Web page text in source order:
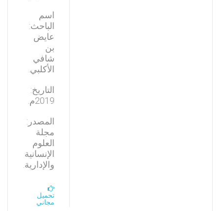
اسم
الباحث:
عايض
بن
شافي
الأكلبي.
التاريخ:
2019م.
المصدر:
مجلة
العلوم
الإنسانية
والإدارية.
تحميل
مجاني